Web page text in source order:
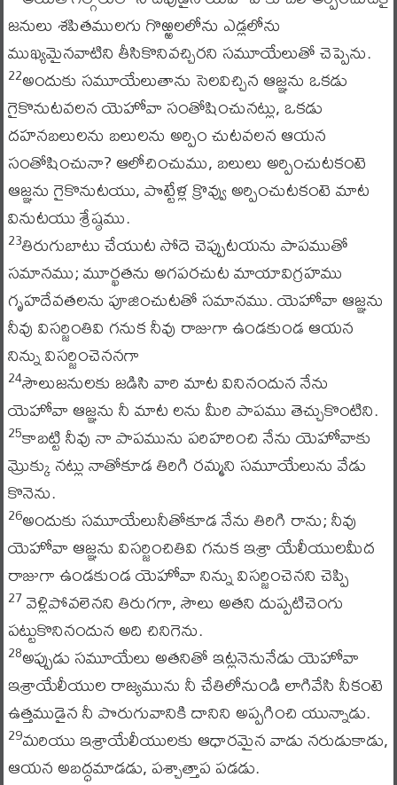
జనులు శపితములగు గొఱ్ఱలలోను ఎడ్లలోను
ముఖ్యమైనవాటిని తీసికొనివచ్చిరని సమూయేలుతో చెప్పెను.
22అందుకు సమూయేలుతాను సెలవిచ్చిన ఆజ్ఞను ఒకడు
గైకొనుటవలన యెహోవా సంతోషించునట్లు, ఒకడు
దహనబలులను బలులను అర్పిం చుటవలన ఆయన
సంతోషించునా? ఆలోచించుము, బలులు అర్పించుటకంటె
ఆజ్ఞను గైకొనుటయు, పొట్టేళ్ల క్రొవ్వు అర్పించుటకంటె మాట
వినుటయు శ్రేష్ఠము.
23తిరుగుబాటు చేయుట సోదె చెప్పుటయను పాపముతో
సమానము; మూర్ఖతను అగపరచుట మాయావిగ్రహము
గృహదేవతలను పూజించుటతో సమానము. యెహోవా ఆజ్ఞను
నీవు విసర్జింతివి గనుక నీవు రాజుగా ఉండకుండ ఆయన
నిన్ను విసర్జించెననగా
24సౌలుజనులకు జడిసి వారి మాట వినినందున నేను
యెహోవా ఆజ్ఞను నీ మాట లను మీరి పాపము తెచ్చుకొంటిని.
25కాబట్టి నీవు నా పాపమును పరిహరించి నేను యెహోవాకు
మ్రొక్కు నట్లు నాతోకూడ తిరిగి రమ్మని సమూయేలును వేడు
కొనెను.
26అందుకు సమూయేలునీతోకూడ నేను తిరిగి రాను; నీవు
యెహోవా ఆజ్ఞను విసర్జించితివి గనుక ఇశ్రా యేలీయులమీద
రాజుగా ఉండకుండ యెహోవా నిన్ను విసర్జించెనని చెప్పి
27వెళ్లిపోవలెనని తిరుగగా, సౌలు అతని దుప్పటిచెంగు
పట్టుకొనినందున అది చినిగెను.
28అప్పుడు సమూయేలు అతనితో ఇట్లనెనునేడు యెహోవా
ఇశ్రాయేలీయుల రాజ్యమును నీ చేతిలోనుండి లాగివేసి నీకంటె
ఉత్తముడైన నీ పొరుగువానికి దానిని అప్పగించి యున్నాడు.
29మరియు ఇశ్రాయేలీయులకు ఆధారమైన వాడు నరుడుకాడు,
ఆయన అబద్ధమాడడు, పశ్చాత్తాప పడడు.